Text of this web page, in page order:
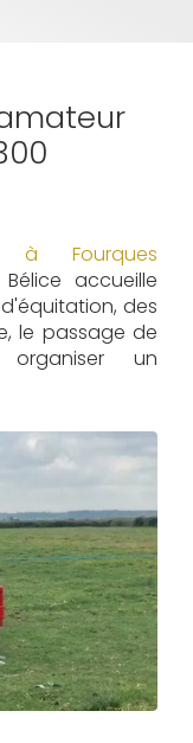
à Fourques
accueille
des
le passage de
un